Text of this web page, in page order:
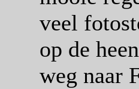
veel
op de
weg naar